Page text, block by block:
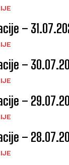
–
–
–
–